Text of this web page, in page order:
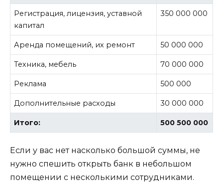
Регистрация, лицензия, уставной
капитал
350 000 000
Аренда помещений, их ремонт 50 000 000
Техника, мебель 70 000 000
Реклама 500 000
Дополнительные расходы 30 000 000
Итого: 500 500 000
Если у вас нет насколько большой суммы, не
нужно спешить открыть банк в небольшом
помещении с несколькими сотрудниками.